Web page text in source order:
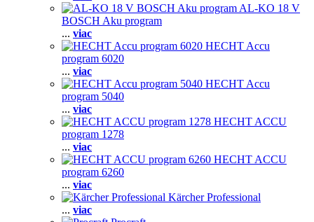
AL-KO 18 V
BOSCH Aku program
... viac
HECHT Accu
program 6020
... viac
HECHT Accu
program 5040
... viac
HECHT ACCU
program 1278
... viac
HECHT ACCU
program 6260
... viac
Kärcher Professional
... viac